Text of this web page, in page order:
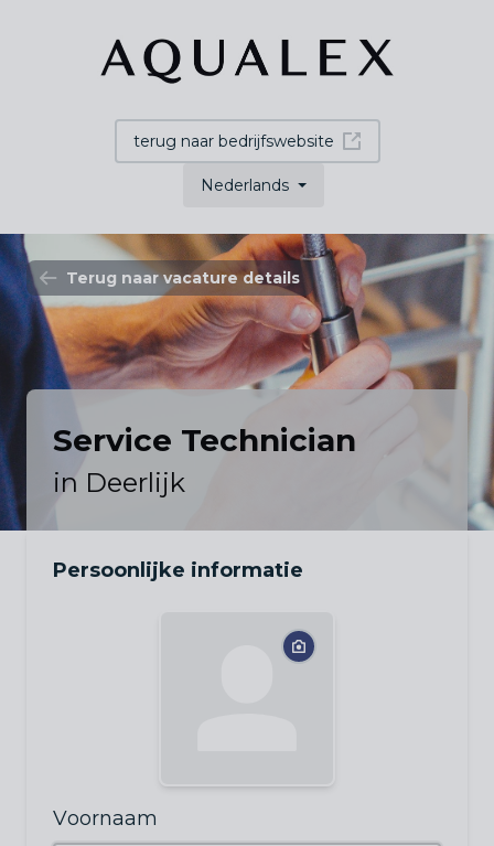
terug naar bedrijfswebsite
Nederlands
Terug naar vacature details
Service Technician
in Deerlijk
Persoonlijke informatie
Voornaam